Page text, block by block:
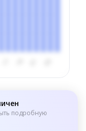
подробную